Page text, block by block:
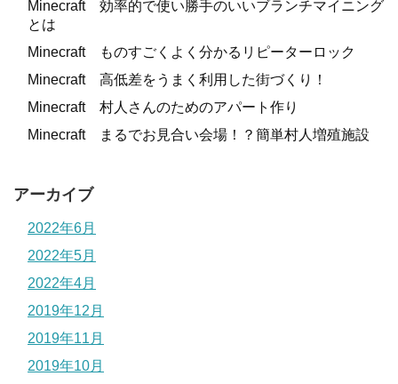
Minecraft 効率的で使い勝手のいいブランチマイニング
とは
Minecraft ものすごくよく分かるリピーターロック
Minecraft 高低差をうまく利用した街づくり！
Minecraft 村人さんのためのアパート作り
Minecraft まるでお見合い会場！？簡単村人増殖施設
アーカイブ
2022年6月
2022年5月
2022年4月
2019年12月
2019年11月
2019年10月